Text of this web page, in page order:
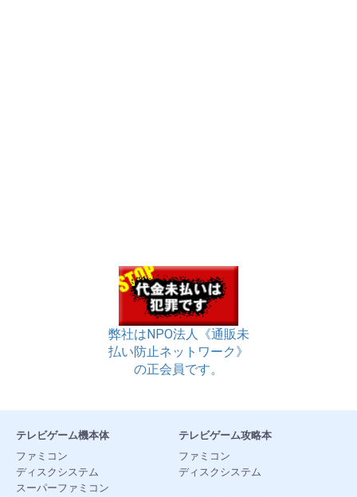
弊社はNPO法人《通販未
払い防止ネットワーク》
の正会員です。
テレビゲーム機本体
ファミコン
ディスクシステム
スーパーファミコン
テレビゲーム攻略本
ファミコン
ディスクシステム